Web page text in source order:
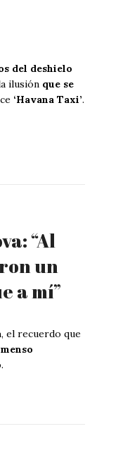
del deshielo
ilusión que se
‘Havana Taxi’.
“Al
un
a mí”
, el recuerdo que